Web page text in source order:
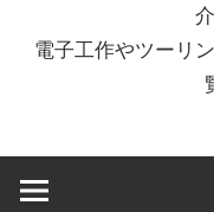
電子工作やツーリ